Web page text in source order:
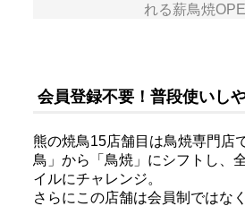
れる薪鳥焼
会員登録不要！普段使いし
熊の焼鳥15店舗目は鳥焼専門店
鳥」から「鳥焼」にシフトし、
イルにチャレンジ。
さらにこの店舗は会員制ではな